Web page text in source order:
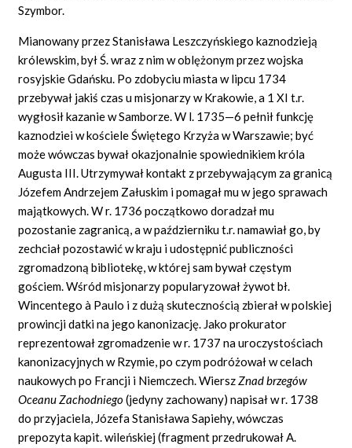
Szymbor.
Mianowany przez Stanisława Leszczyńskiego kaznodzieją
królewskim, był Ś. wraz z nim w oblężonym przez wojska
rosyjskie Gdańsku. Po zdobyciu miasta w lipcu 1734
przebywał jakiś czas u misjonarzy w Krakowie, a 1 XI t.r.
wygłosił kazanie w Samborze. W l. 1735—6 pełnił funkcję
kaznodziei w kościele Świętego Krzyża w Warszawie; być
może wówczas bywał okazjonalnie spowiednikiem króla
Augusta III. Utrzymywał kontakt z przebywającym za granicą
Józefem Andrzejem Załuskim i pomagał mu w jego sprawach
majątkowych. W r. 1736 początkowo doradzał mu
pozostanie zagranicą, a w październiku t.r. namawiał go, by
zechciał pozostawić w kraju i udostępnić publiczności
zgromadzoną bibliotekę, w której sam bywał częstym
gościem. Wśród misjonarzy popularyzował żywot bł.
Wincentego à Paulo i z dużą skutecznością zbierał w polskiej
prowincji datki na jego kanonizację. Jako prokurator
reprezentował zgromadzenie w r. 1737 na uroczystościach
kanonizacyjnych w Rzymie, po czym podróżował w celach
naukowych po Francji i Niemczech. WierszZnad brzegów
Oceanu Zachodniego(jedyny zachowany) napisał w r. 1738
do przyjaciela, Józefa Stanisława Sapiehy, wówczas
prepozyta kapit. wileńskiej (fragment przedrukował A.